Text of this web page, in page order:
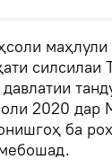
2020 дар
ба